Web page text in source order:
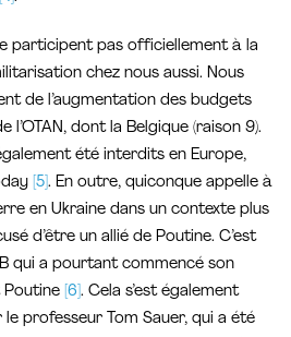
participent pas officiellement à la
chez nous aussi. Nous
de l’augmentation des budgets
l’OTAN, dont la Belgique (raison 9).
été interdits en Europe,
[5] . En outre, quiconque appelle à
en Ukraine dans un contexte plus
d’être un allié de Poutine. C’est
qui a pourtant commencé son
Poutine [6] . Cela s’est également
professeur Tom Sauer, qui a été